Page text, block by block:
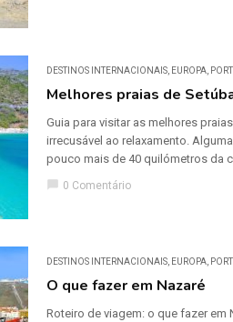
DESTINOS INTERNACIONAIS EUROPA
Melhores praias de
Guia para visitar as melhores
irrecusável ao relaxamento.
pouco mais de 40 quilómetros da
chat_bubble 0 Comentário
DESTINOS INTERNACIONAIS EUROPA
O que fazer em Nazaré
Roteiro de viagem: o que fazer em